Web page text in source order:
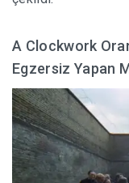
A Clockwork
Egzersiz Yapan